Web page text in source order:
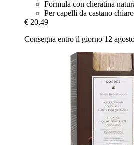
Formula con cheratina
Per capelli da castano
€ 20,49
Consegna entro il giorno 12